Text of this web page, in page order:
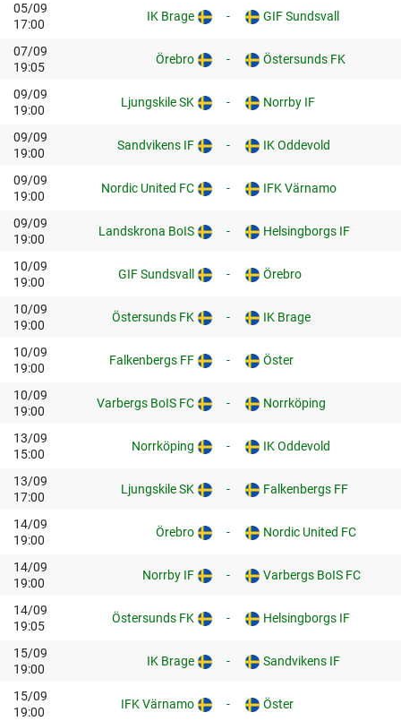
05/09
17:00
IK Brage - GIF Sundsvall
07/09
19:05
Örebro - Östersunds FK
09/09
19:00
Ljungskile SK - Norrby IF
09/09
19:00
Sandvikens IF - IK Oddevold
09/09
19:00
Nordic United FC - IFK Värnamo
09/09
19:00
Landskrona BoIS - Helsingborgs IF
10/09
19:00
GIF Sundsvall - Örebro
10/09
19:00
Östersunds FK - IK Brage
10/09
19:00
Falkenbergs FF - Öster
10/09
19:00
Varbergs BoIS FC - Norrköping
13/09
15:00
Norrköping - IK Oddevold
13/09
17:00
Ljungskile SK - Falkenbergs FF
14/09
19:00
Örebro - Nordic United FC
14/09
19:00
Norrby IF - Varbergs BoIS FC
14/09
19:05
Östersunds FK - Helsingborgs IF
15/09
19:00
IK Brage - Sandvikens IF
15/09
19:00
IFK Värnamo - Öster